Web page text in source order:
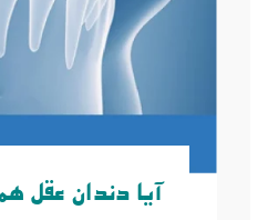
آیا دندان عقل